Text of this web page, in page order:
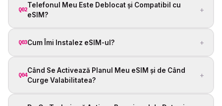
Q02
Telefonul Meu Este Deblocat și Compatibil cu
eSIM?
+
Q03Cum Îmi Instalez eSIM-ul? +
Q04
Când Se Activează Planul Meu eSIM și de Când
Curge Valabilitatea?
+